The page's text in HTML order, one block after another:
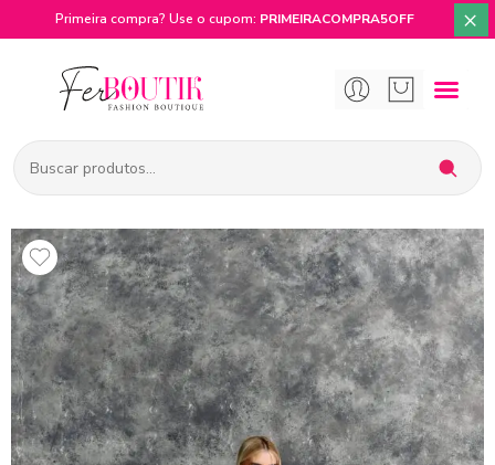
Primeira compra? Use o cupom: PRIMEIRACOMPRA5OFF ×